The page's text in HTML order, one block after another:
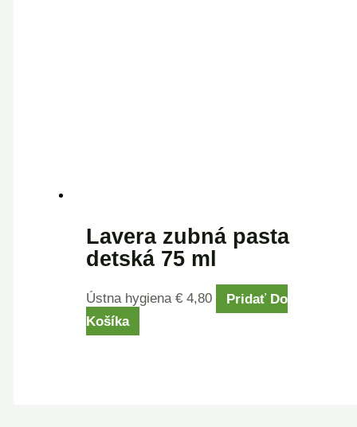
Lavera zubná pasta
detská 75 ml
Ústna hygiena€ 4,80
Pridať Do
Košíka